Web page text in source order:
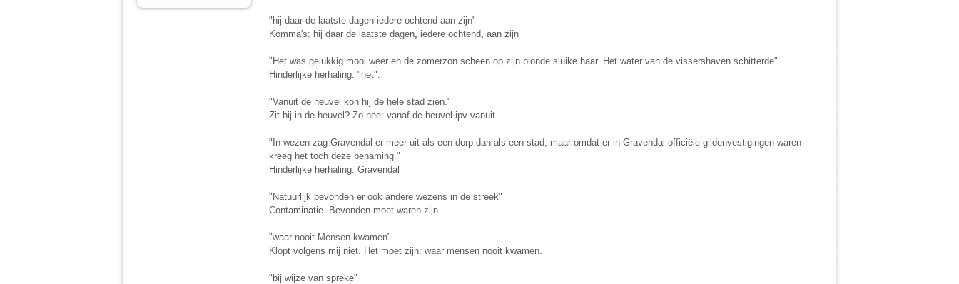
"hij daar de laatste dagen iedere ochtend aan zijn"
Komma's: hij daar de laatste dagen, iedere ochtend, aan zijn
"Het was gelukkig mooi weer en de zomerzon scheen op zijn blonde sluike haar. Het water van de vissershaven schitterde"
Hinderlijke herhaling: "het".
"Vanuit de heuvel kon hij de hele stad zien."
Zit hij in de heuvel? Zo nee: vanaf de heuvel ipv vanuit.
"In wezen zag Gravendal er meer uit als een dorp dan als een stad, maar omdat er in Gravendal officiële gildenvestigingen waren
kreeg het toch deze benaming."
Hinderlijke herhaling: Gravendal
"Natuurlijk bevonden er ook andere wezens in de streek"
Contaminatie. Bevonden moet waren zijn.
"waar nooit Mensen kwamen"
Klopt volgens mij niet. Het moet zijn: waar mensen nooit kwamen.
"bij wijze van spreke"